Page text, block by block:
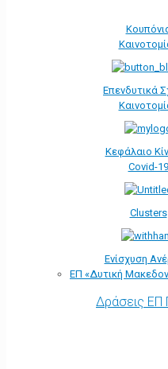
Επενδυτικά
Κεφάλαιο
Covid-19
Clusters
Ενίσχυση
ΕΠ «Δυτική
Δράσεις